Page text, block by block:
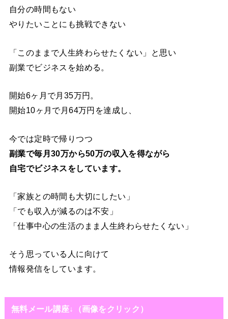
自分の時間もない
やりたいことにも挑戦できない
「このままで人生終わらせたくない」と思い
副業でビジネスを始める。
開始6ヶ月で月35万円。
開始10ヶ月で月64万円を達成し、
今では定時で帰りつつ
副業で毎月30万から50万の収入を得ながら
自宅でビジネスをしています。
「家族との時間も大切にしたい」
「でも収入が減るのは不安」
「仕事中心の生活のまま人生終わらせたくない」
そう思っている人に向けて
情報発信をしています。
無料メール講座↓（画像をクリック）